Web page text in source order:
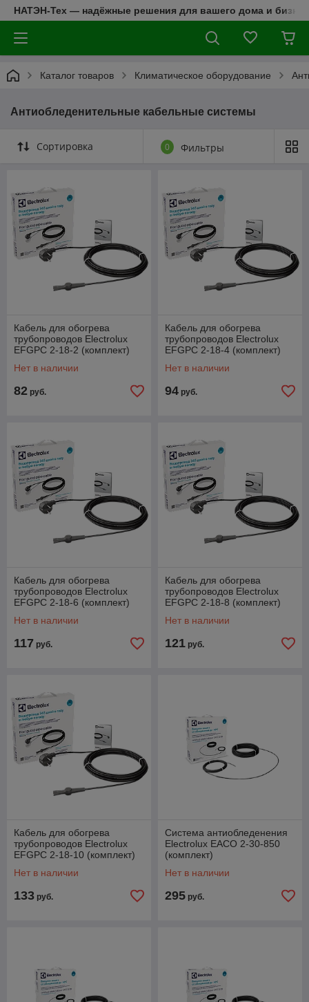
НАТЭН-Тех — надёжные решения для вашего дома и
Каталог товаров Климатическое оборудование
Антиобледенительные кабельные системы
Сортировка 0 Фильтры
Кабель для обогрева
трубопроводов Electrolux
EFGPC 2-18-2 (комплект)
Нет в наличии
82 руб.
Кабель для обогрева
трубопроводов Electrolux
EFGPC 2-18-4 (комплект)
Нет в наличии
94 руб.
Кабель для обогрева
трубопроводов Electrolux
EFGPC 2-18-6 (комплект)
Нет в наличии
117 руб.
Кабель для обогрева
трубопроводов Electrolux
EFGPC 2-18-8 (комплект)
Нет в наличии
121 руб.
Кабель для обогрева
трубопроводов Electrolux
EFGPC 2-18-10 (комплект)
Нет в наличии
133 руб.
Система антиобледенения
Electrolux EACO 2-30-850
(комплект)
Нет в наличии
295 руб.